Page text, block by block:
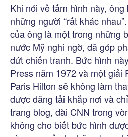
Khi nói về tấm hình này,
những người “rất khác
của ông là một trong những
nước Mỹ nghi ngờ, đã góp
dứt chiến tranh. Bức hình
Press năm 1972 và một giải
Paris Hilton sẽ không làm
được đăng tải khắp nơi và
trang blog, đài CNN trong
không cho biết bức hình